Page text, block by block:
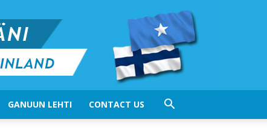
GANUUN LEHTI CONTACT US